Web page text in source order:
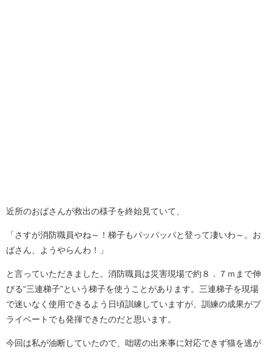
近所のおばさんが救出の様子を終始見ていて、
「さすが消防職員やね～！梯子もパッパッパと登って凄いわ～。お
ばさん、ようやらんわ！」
と言っていただきました。消防職員は災害現場で約８．７ｍまで伸
びる“三連梯子”という梯子を使うことがあります。三連梯子を現場
で迷いなく使用できるよう日頃訓練していますが、訓練の成果がプ
ライベートでも発揮できたのだと思います。
今回は私が油断していたので、咄嗟の出来事に対応できず猫を逃が